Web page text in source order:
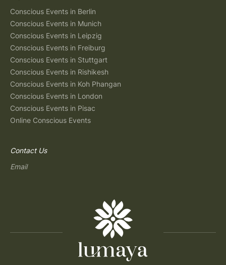
Conscious Events in Berlin
Conscious Events in Munich
Conscious Events in Leipzig
Conscious Events in Freiburg
Conscious Events in Stuttgart
Conscious Events in Rishikesh
Conscious Events in Koh Phangan
Conscious Events in London
Conscious Events in Pisac
Online Conscious Events
Contact Us
Email